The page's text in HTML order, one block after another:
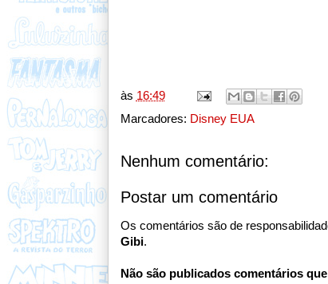
às 16:49
Marcadores: Disney EUA
Nenhum comentário:
Postar um comentário
Os comentários são de
Gibi.
Não são publicados comentários